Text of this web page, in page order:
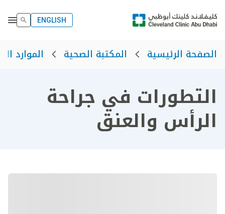
ENGLISH
الصفحة الرئيسية المكتبة الصحية الموارد
التطورات في جراحة
الرأس والعنق